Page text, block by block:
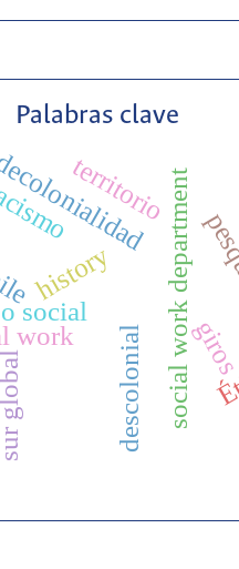
Palabras clave
work
history social work department
social
descolonial
sur global
territorio